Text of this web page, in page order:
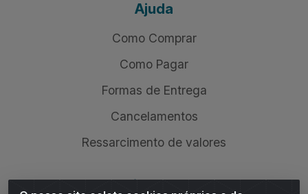
Ajuda
Como Comprar
Como Pagar
Formas de Entrega
Cancelamentos
Ressarcimento de valores
Siga-nos